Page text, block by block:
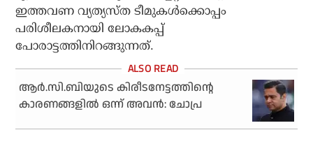
ഇത്തവണ വ്യത്യസ്ത ടീമുകള്‍ക്കൊപ്പം
പരിശീലകനായി ലോകകപ്പ്
പോരാട്ടത്തിനിറങ്ങുന്നത്.
ആര്‍.സി.ബിയുടെ കിരീടനേട്ടത്തിന്റെ
കാരണങ്ങളില്‍ ഒന്ന് അവന്‍: ചോപ്ര